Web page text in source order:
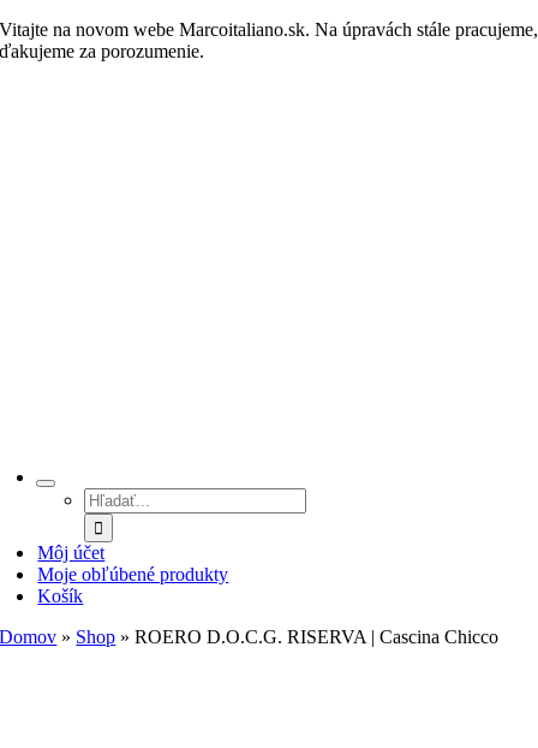
Skip
to
Vitajte na novom webe Marcoitaliano.sk. Na úpravách stále pracujeme,
ďakujeme za porozumenie.
Hľadať:
Môj účet
Moje obľúbené produkty
Košík
Domov » Shop »ROERO D.O.C.G. RISERVA | Cascina Chicco